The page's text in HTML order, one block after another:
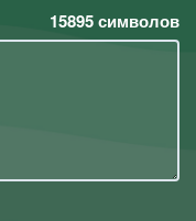
15895символов